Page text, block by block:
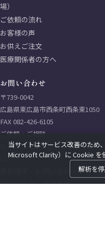
場）
ご依頼の流れ
お客様の声
お供えご注文
医療関係者の方へ
お問い合わせ
〒739-0042
広島県東広島市西条町西条東1050
FAX 082-426-6105
ご依頼・ご相談
0120-315-312（さいごは さいき
に）
資料請求・お問い合わせフォー
関連リンク・所属団体
当サイトはサービス改善のため
Microsoft Clarity）に Cookie を
解析を